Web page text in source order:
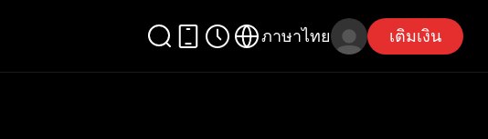
ภาษาไทย เติมเงิน